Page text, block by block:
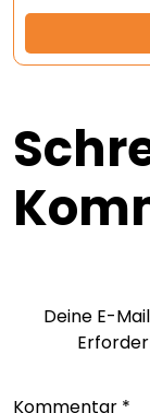
Deine E-
Kommentar *